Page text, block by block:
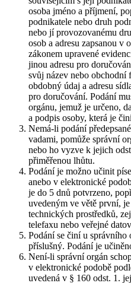
osoba jméno a příjmení,
podnikatele nebo druh
nebo jí provozovanému
osob a adresu zapsanou v
zákonem upravené
jinou adresu pro
svůj název nebo
obdobný údaj a adresu
pro doručování. Podání
orgánu, jemuž je určeno,
a podpis osoby, která je
Nemá-li podání
vadami, pomůže správní
nebo ho vyzve k jejich
přiměřenou lhůtu.
Podání je možno učinit
anebo v elektronické
je do 5 dnů potvrzeno,
uvedeným ve větě první,
technických prostředků,
telefaxu nebo veřejné
Podání se činí u správního
příslušný. Podání je
Není-li správní orgán
v elektronické podobě
uvedená v § 160 odst. 1.